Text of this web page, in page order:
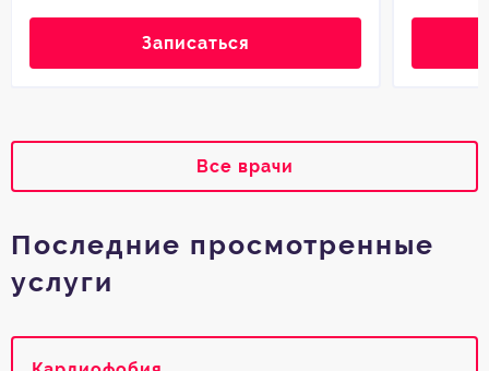
Записаться
Все врачи
Последние просмотренные
услуги